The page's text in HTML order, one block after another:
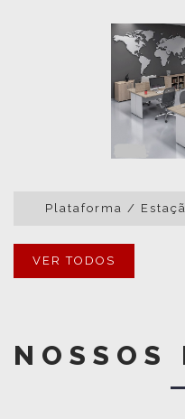
Plataforma /
VER TODOS
NOSSOS